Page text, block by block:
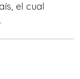
el cual